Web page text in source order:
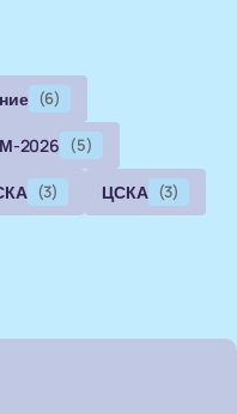
(6)
2026 (5)
(3) ЦСКА (3)